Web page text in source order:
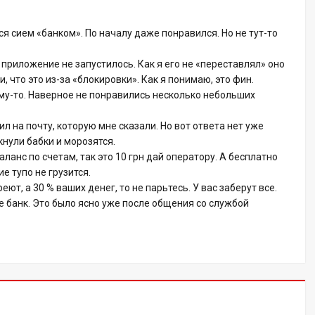
сием «банком». По началу даже понравился. Но не тут-то
не запустилось. Как я его не «переставлял» оно
это из-за «блокировки». Как я понимаю, это фин.
то. Наверное не понравились несколько небольших
на почту, которую мне сказали. Но вот ответа нет уже
бабки и морозятся.
по счетам, так это 10 грн дай оператору. А бесплатно
тупо не грузится.
а 30 % ваших денег, то не парьтесь. У вас заберут все.
банк. Это было ясно уже после общения со службой